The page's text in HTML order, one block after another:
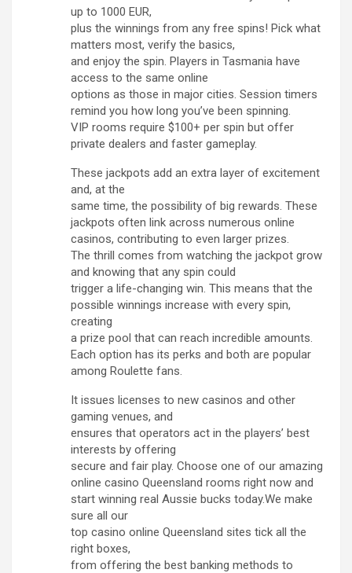
up to 1000 EUR,
plus the winnings from any free spins! Pick what
matters most, verify the basics,
and enjoy the spin. Players in Tasmania have
access to the same online
options as those in major cities. Session timers
remind you how long you’ve been spinning.
VIP rooms require $100+ per spin but offer
private dealers and faster gameplay.
These jackpots add an extra layer of excitement
and, at the
same time, the possibility of big rewards. These
jackpots often link across numerous online
casinos, contributing to even larger prizes.
The thrill comes from watching the jackpot grow
and knowing that any spin could
trigger a life-changing win. This means that the
possible winnings increase with every spin,
creating
a prize pool that can reach incredible amounts.
Each option has its perks and both are popular
among Roulette fans.
It issues licenses to new casinos and other
gaming venues, and
ensures that operators act in the players’ best
interests by offering
secure and fair play. Choose one of our amazing
online casino Queensland rooms right now and
start winning real Aussie bucks today.We make
sure all our
top casino online Queensland sites tick all the
right boxes,
from offering the best banking methods to